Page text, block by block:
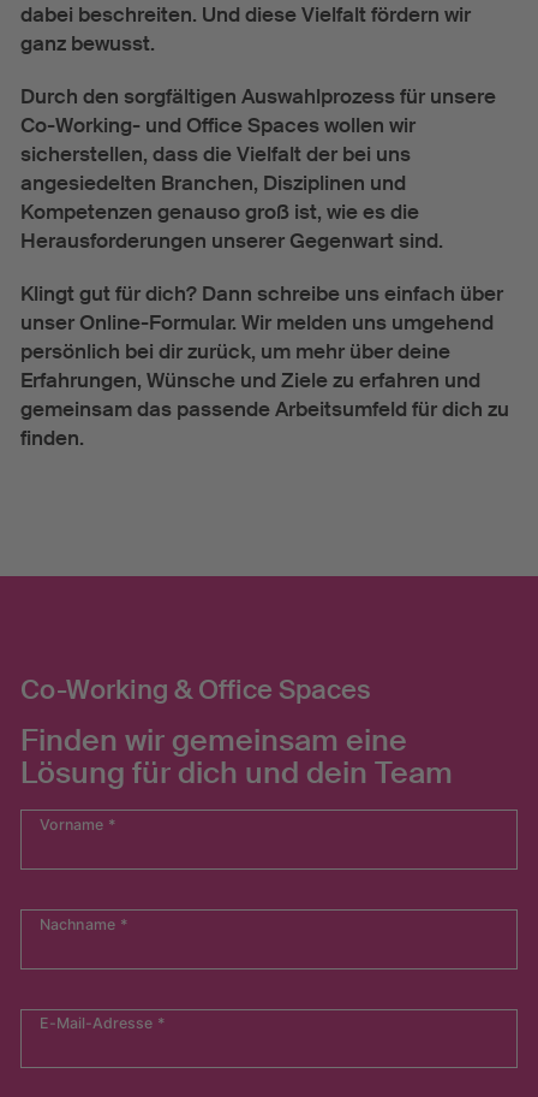
dabei beschreiten. Und diese Vielfalt fördern wir
ganz bewusst.
Durch den sorgfältigen Auswahlprozess für unsere
Co-Working- und Office Spaces wollen wir
sicherstellen, dass die Vielfalt der bei uns
angesiedelten Branchen, Disziplinen und
Kompetenzen genauso groß ist, wie es die
Herausforderungen unserer Gegenwart sind.
Klingt gut für dich? Dann schreibe uns einfach über
unser Online-Formular. Wir melden uns umgehend
persönlich bei dir zurück, um mehr über deine
Erfahrungen, Wünsche und Ziele zu erfahren und
gemeinsam das passende Arbeitsumfeld für dich zu
finden.
Co-Working & Office Spaces
Finden wir gemeinsam eine
Lösung für dich und dein Team
Vorname *
Nachname *
E-Mail-Adresse *